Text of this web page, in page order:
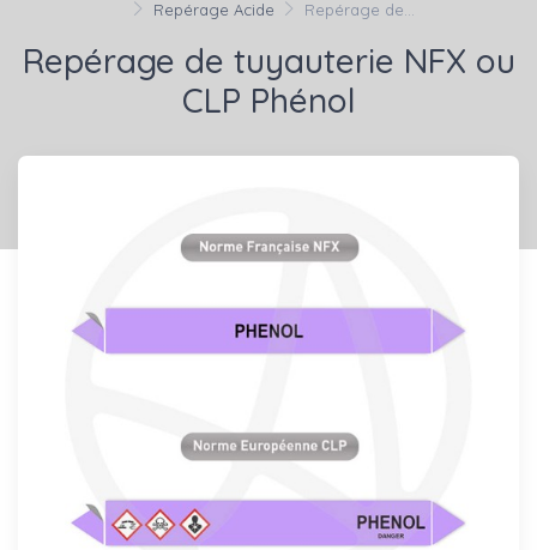
Repérage Acide
Repérage de...
Repérage de tuyauterie NFX ou
CLP Phénol